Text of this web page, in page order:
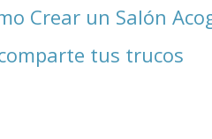
Crear un Salón
tus trucos